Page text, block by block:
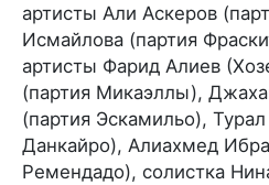
артисты Али Аскеров
Исмайлова (партия
артисты Фарид Алиев
(партия Микаэллы),
(партия Эскамильо),
Данкайро), Алиахмед
Ремендадо), солистка